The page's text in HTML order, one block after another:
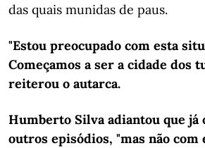
das quais munidas de paus.
"Estou preocupado com esta
Começamos a ser a cidade dos
reiterou o autarca.
Humberto Silva adiantou que já
outros episódios, "mas não com